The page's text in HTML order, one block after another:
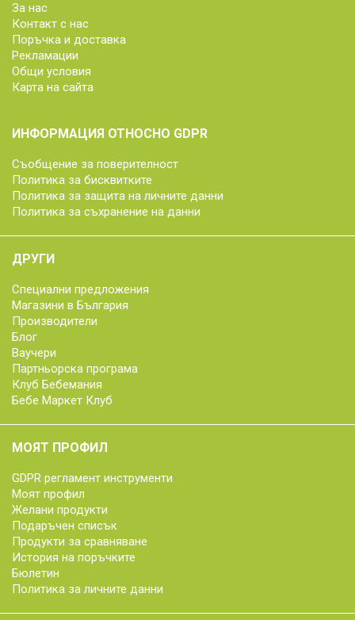
За нас
Контакт с нас
Поръчка и доставка
Рекламации
Общи условия
Карта на сайта
ИНФОРМАЦИЯ ОТНОСНО GDPR
Съобщение за поверителност
Политика за бисквитките
Политика за защита на личните данни
Политика за съхранение на данни
ДРУГИ
Специални предложения
Магазини в България
Производители
Блог
Ваучери
Партньорска програма
Клуб Бебемания
Бебе Маркет Клуб
МОЯТ ПРОФИЛ
GDPR регламент инструменти
Моят профил
Желани продукти
Подаръчен списък
Продукти за сравняване
История на поръчките
Бюлетин
Политика за личните данни